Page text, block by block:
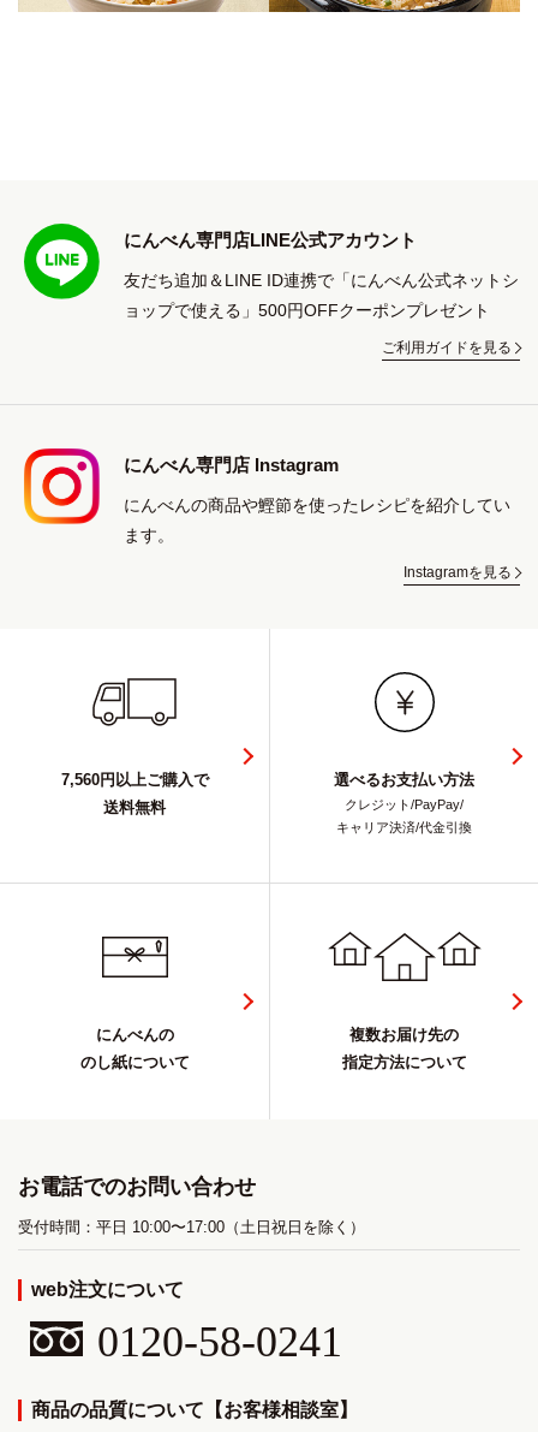
にんべん専門店LINE公式アカウント
友だち追加＆LINE ID連携で「にんべん公式ネットシ
ョップで使える」500円OFFクーポンプレゼント
ご利用ガイドを見る
にんべん専門店 Instagram
にんべんの商品や鰹節を使ったレシピを紹介してい
ます。
Instagramを見る
7,560円以上ご購入で
送料無料
選べるお支払い方法
クレジット/PayPay/
キャリア決済/代金引換
にんべんの
のし紙について
複数お届け先の
指定方法について
お電話でのお問い合わせ
受付時間：平日 10:00〜17:00（土日祝日を除く）
web注文について
0120-58-0241
商品の品質について【お客様相談室】